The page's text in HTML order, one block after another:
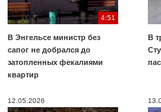
4:51
В Энгельсе министр без
сапог не добрался до
затопленных фекалиями
квартир
В
12.05.2026